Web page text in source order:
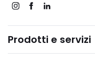
Prodotti e servizi